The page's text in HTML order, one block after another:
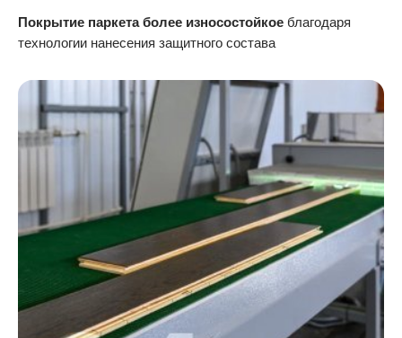
Покрытие паркета более износостойкое благодаря
технологии нанесения защитного состава